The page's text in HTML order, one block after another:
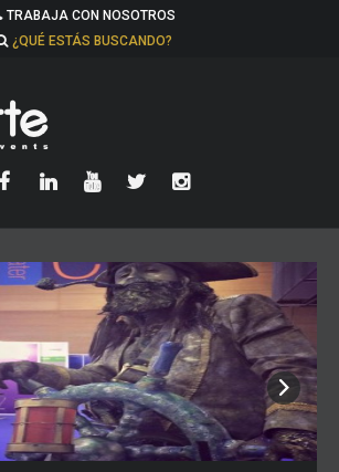
TRABAJA CON NOSOTROS
¿QUÉ ESTÁS BUSCANDO?